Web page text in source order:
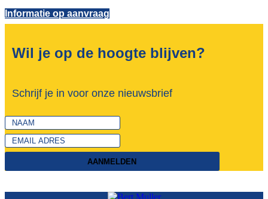
Informatie op aanvraag
Wil je op de hoogte blijven?
Schrijf je in voor onze nieuwsbrief
AANMELDEN